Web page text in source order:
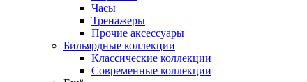
Часы
Тренажеры
Прочие аксессуары
Бильярдные коллекции
Классические коллекции
Современные коллекции